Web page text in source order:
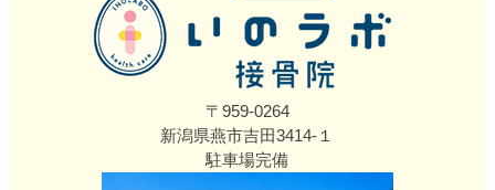
〒959-0264
新潟県燕市吉田3414‐１
駐車場完備